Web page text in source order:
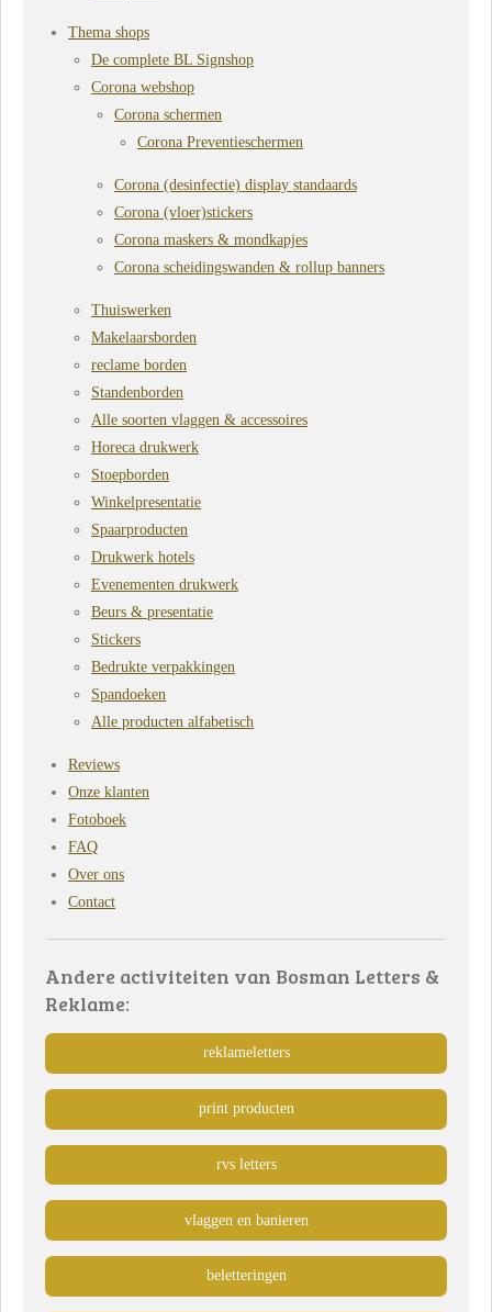
Thema shops
De complete BL Signshop
Corona webshop
Corona schermen
Corona Preventieschermen
Corona (desinfectie) display standaards
Corona (vloer)stickers
Corona maskers & mondkapjes
Corona scheidingswanden & rollup banners
Thuiswerken
Makelaarsborden
reclame borden
Standenborden
Alle soorten vlaggen & accessoires
Horeca drukwerk
Stoepborden
Winkelpresentatie
Spaarproducten
Drukwerk hotels
Evenementen drukwerk
Beurs & presentatie
Stickers
Bedrukte verpakkingen
Spandoeken
Alle producten alfabetisch
Reviews
Onze klanten
Fotoboek
FAQ
Over ons
Contact
Andere activiteiten van Bosman Letters &
Reklame:
reklameletters
print producten
rvs letters
vlaggen en banieren
beletteringen